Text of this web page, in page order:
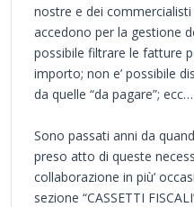
nostre e dei
accedono per la gestione
possibile filtrare le fatture
importo; non e’ possibile
da quelle “da pagare”;
Sono passati anni da
preso atto di queste
collaborazione in più’
sezione “CASSETTI